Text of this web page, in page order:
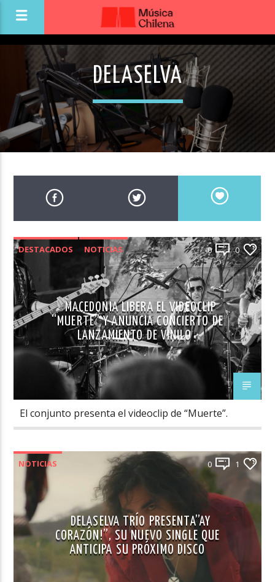
DELASELVA
DESTACADOS NOTICIAS 0 0
MACEDONIA LIBERA EL VIDEOCLIP
“MUERTE” Y ANUNCIA CONCIERTO DE
LANZAMIENTO DE VINILO
El conjunto presenta el videoclip de “Muerte”.
NOTICIAS 0 1
DELASELVA TRÍO PRESENTA”AY
CORAZÓN!”, SU NUEVO SINGLE QUE
ANTICIPA SU PRÓXIMO DISCO